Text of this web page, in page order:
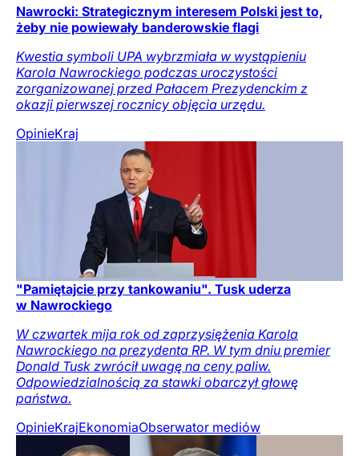
Nawrocki: Strategicznym interesem Polski jest to,
żeby nie powiewały banderowskie flagi
Kwestia symboli UPA wybrzmiała w wystąpieniu
Karola Nawrockiego podczas uroczystości
zorganizowanej przed Pałacem Prezydenckim z
okazji pierwszej rocznicy objęcia urzędu.
OpinieKraj
"Pamiętajcie przy tankowaniu". Tusk uderza
w Nawrockiego
W czwartek mija rok od zaprzysiężenia Karola
Nawrockiego na prezydenta RP. W tym dniu premier
Donald Tusk zwrócił uwagę na ceny paliw.
Odpowiedzialnością za stawki obarczył głowę
państwa.
OpinieKrajEkonomiaObserwator mediów